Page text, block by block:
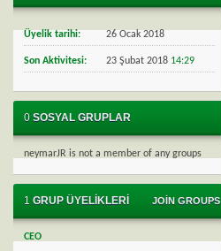
Üyelik tarihi 26 Ocak 2018
Son Aktivitesi 23 Şubat 2018 14:29
0 SOSYAL GRUPLAR
neymarJR is not a member of any groups
JOIN GROUPS
1 GRUP ÜYELIKLERI
CEO